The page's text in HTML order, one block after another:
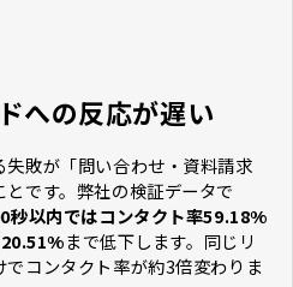
への反応が遅い
敗が「問い合わせ・資料請求
です。弊社の検証データで
秒以内ではコンタクト率59.18%
まで低下します。同じリ
コンタクト率が約3倍変わりま